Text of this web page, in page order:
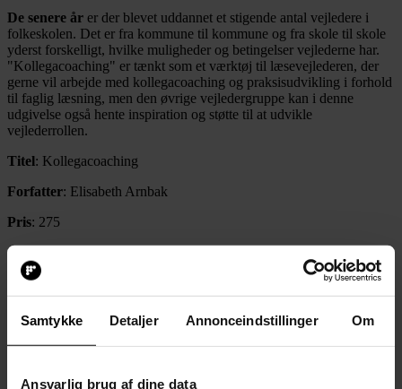
Samtykke Detaljer Annonceindstillinger Om
Ansvarlig brug af dine data
De senere år er der blevet uddannet et stigende antal vejledere i
folkeskolen. Det er fra kommune til kommune og fra skole til skole
yderst forskelligt, hvilke muligheder og betingelser vejlederne har.
"Kollegacoaching" er tænkt som et værktøj til læsevejlederen, der
gerne vil arbejde med kollegacoaching og praksisudvikling i forhold
til faglig læsning, men den øvrige vejledergruppe kan i denne
udgivelse også hente inspiration og støtte til at udvikle
vejlederrollen.
Titel: Kollegacoaching
Forfatter: Elisabeth Arnbak
Pris: 275
Sider
Forlag
"Kollegacoaching" er blevet til på baggrund af et
skoler deltog. Bogen er delt op i tre dele. Efter hver del er der